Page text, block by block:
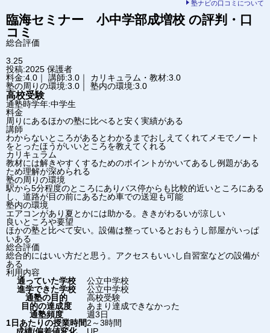
塾ナビの口コミについて
臨海セミナー 小中学部成増校 の評判・口
コミ
総合評価
3.25
投稿:2025 保護者
料金:4.0｜ 講師:3.0｜ カリキュラム・教材:3.0
塾の周りの環境:3.0｜ 塾内の環境:3.0
高校受験
通塾時学年:中学生
料金
周りにあるほかの塾に比べると安く実績がある
講師
わからないところがあるとわかるまでおしえてくれてメモでノート
をとったほうがいいところを教えてくれる
カリキュラム
教材には解きやすくするためのポイントがかいてあるし例題がある
ため理解が深められる
塾の周りの環境
駅から5分程度のところにありバス停からも比較的近いところにある
し、道路が目の前にあるため車での送迎も可能
塾内の環境
エアコンがあり夏とかには助かる。ききがわるいが涼しい
良いところや要望
ほかの塾と比べて安い。設備は整っているとおもうし部屋がいっぱ
いある
総合評価
総合的にはいい方だと思う。アクセスもいいし自習室などの設備が
ある
利用内容
通っていた学校
公立中学校
進学できた学校
公立中学校
通塾の目的
高校受験
目的の達成度
あまり達成できなかった
通塾頻度
週3日
1日あたりの授業時間2～3時間